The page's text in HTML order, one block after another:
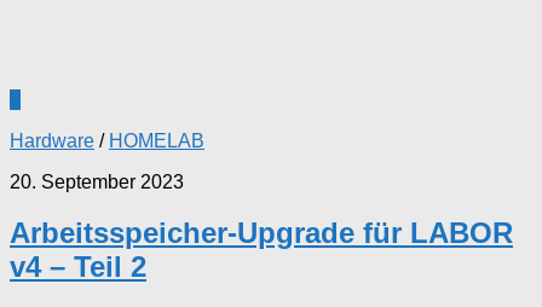
Hardware / HOMELAB
20. September 2023
Arbeitsspeicher-Upgrade für LABOR
v4 – Teil 2